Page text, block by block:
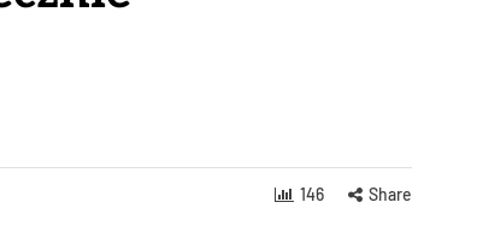
146 Share